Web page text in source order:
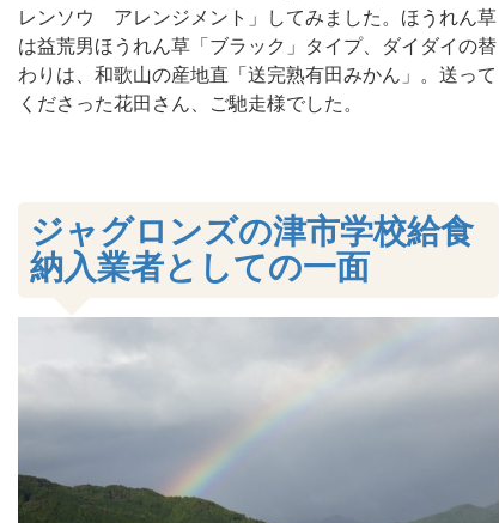
レンソウ アレンジメント」してみました。ほうれん草
は益荒男ほうれん草「ブラック」タイプ、ダイダイの替
わりは、和歌山の産地直「送完熟有田みかん」。送って
くださった花田さん、ご馳走様でした。
ジャグロンズの津市学校給食
納入業者としての一面